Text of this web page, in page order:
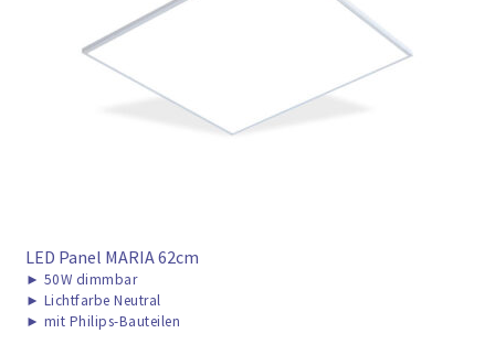
LED Panel MARIA 62cm
► 50W dimmbar
► Lichtfarbe Neutral
► mit Philips-Bauteilen